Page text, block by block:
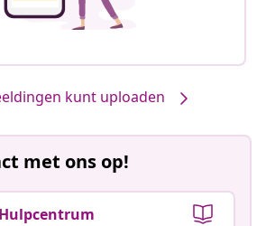
kunt uploaden
met ons op!